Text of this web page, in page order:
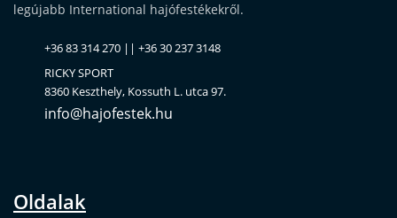
legújabb International hajófestékekről.
+36 83 314 270 || +36 30 237 3148
RICKY SPORT
8360 Keszthely, Kossuth L. utca 97.
info@hajofestek.hu
Oldalak